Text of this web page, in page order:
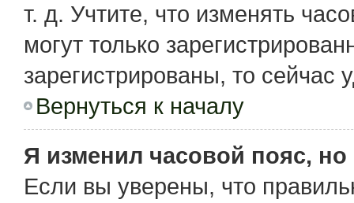
т. д. Учтите, что изменять
могут только
зарегистрированы, то сейчас
Вернуться к началу
Я изменил часовой пояс,
Если вы уверены, что